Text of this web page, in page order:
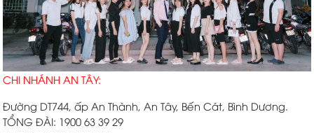
CHI NHÁNH AN TÂY:
Đường DT744, ấp An Thành, An Tây, Bến Cát, Bình Dương.
TỔNG ĐÀI: 1900 63 39 29